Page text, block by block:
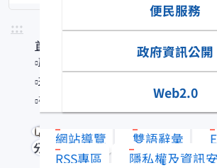
便民服務
政府資訊公開
Web2.0
網站導覽 雙語辭彙
RSS專區
隱私權及資訊
:::
首頁
訊息與活動
招標資訊
標售本所廢五金與相關廢品壹批，歡迎
分享